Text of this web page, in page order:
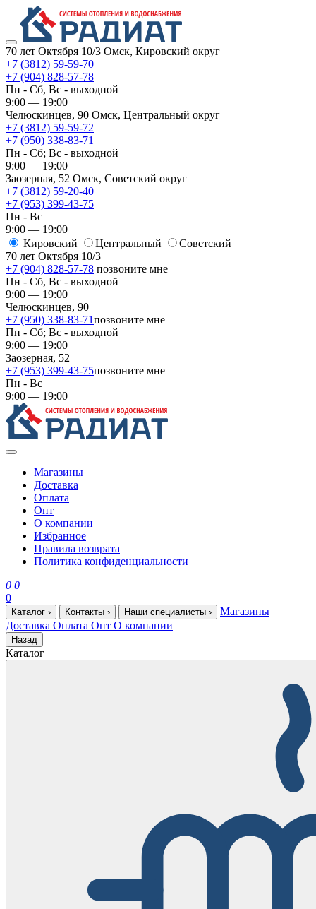
70 лет Октября 10/3 Омск, Кировский округ
+7 (3812) 59-59-70
+7 (904) 828-57-78
Пн - Сб, Вс - выходной
9:00 — 19:00
Челюскинцев, 90 Омск, ​Центральный округ
+7 (3812) 59-59-72
+7 (950) 338-83-71
Пн - Сб; Вс - выходной
9:00 — 19:00
Заозерная, 52 Омск, ​Советский округ
+7 (3812) 59-20-40
+7 (953) 399-43-75
Пн - Вс
9:00 — 19:00
Кировский
​Центральный
​Советский
70 лет Октября 10/3
+7 (904) 828-57-78 позвоните мне
Пн - Сб, Вс - выходной
9:00 — 19:00
Челюскинцев, 90
+7 (950) 338-83-71позвоните мне
Пн - Сб; Вс - выходной
9:00 — 19:00
Заозерная, 52
+7 (953) 399-43-75позвоните мне
Пн - Вс
9:00 — 19:00
Магазины
Доставка
Оплата
Опт
О компании
Избранное
Правила возврата
Политика конфиденциальности
0 0
0
Каталог › Контакты › Наши специалисты ›
Магазины
Доставка Оплата Опт О компании
Назад
Каталог